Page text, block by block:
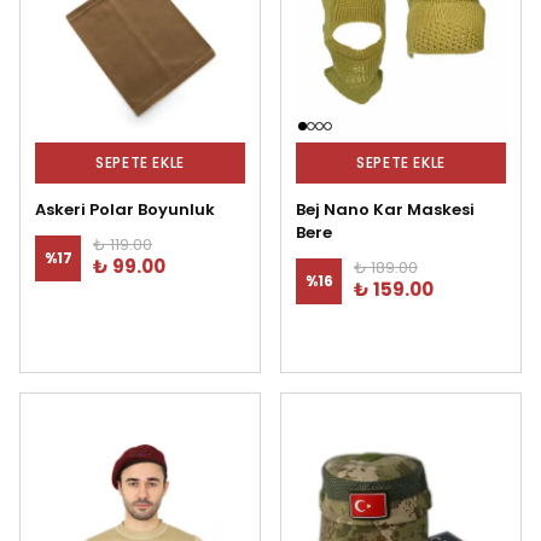
SEPETE EKLE
Askeri Polar Boyunluk
%17
₺ 119.00
₺ 99.00
SEPETE EKLE
Bej Nano Kar Maskesi
Bere
%16
₺ 189.00
₺ 159.00